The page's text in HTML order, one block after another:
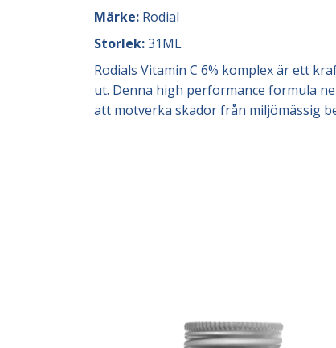
Märke: Rodial
Storlek:31ML
Rodials Vitamin C 6% komplex är ett
ut. Denna high performance formula
att motverka skador från miljömässig